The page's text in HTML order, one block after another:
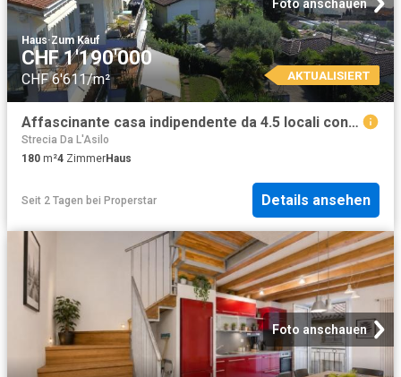
Foto anschauen
Haus·Zum Kauf
CHF 1'190'000
CHF 6'611/m² AKTUALISIERT
Affascinante casa indipendente da 4.5 locali con vista lago e potenziale di espansione a Bissone
Strecia Da L'Asilo
180 m²4 ZimmerHaus
Seit 2 Tagen bei Properstar Details ansehen
Foto anschauen